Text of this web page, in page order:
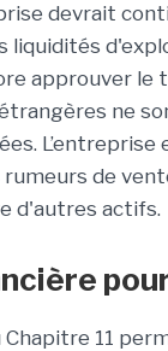
devrait
liquidités
approuver
ne
rumeurs de
d'autres actifs.
11